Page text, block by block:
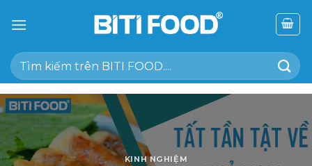
đến
dung
Tìm
kiếm:
KINH NGHIỆM